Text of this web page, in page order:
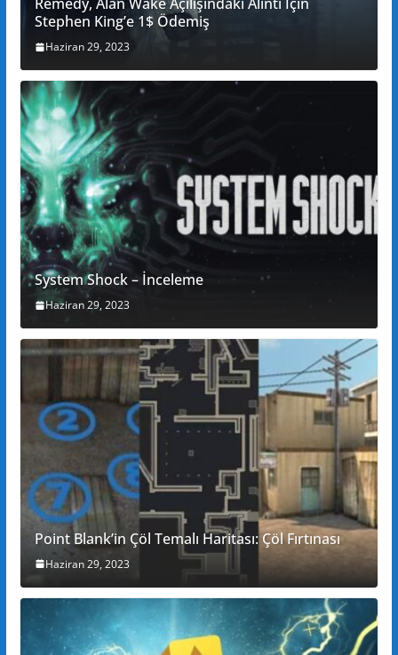
Stephen King’e 1$ Ödemiş
Haziran 29, 2023
System Shock – İnceleme
Haziran 29, 2023
Point Blank’in Çöl Temalı Haritası: Çöl Fırtınası
Haziran 29, 2023